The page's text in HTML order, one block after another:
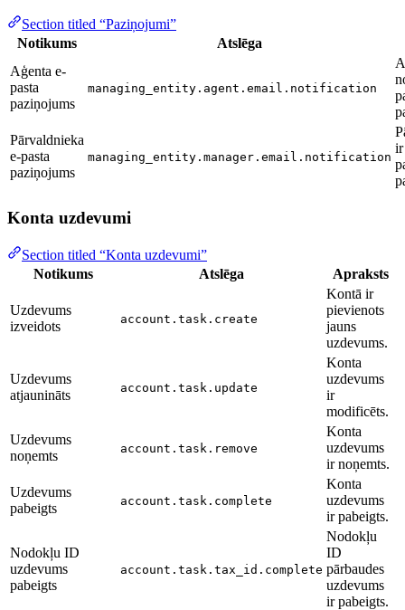
Section titled “Paziņojumi”
Notikums
Atslēga
Aģenta e-
pasta
paziņojums
managing_entity.agent.email.notification
Pārvaldnieka
e-pasta
paziņojums
managing_entity.manager.email.notification
ir
Konta uzdevumi
Section titled “Konta uzdevumi”
Notikums
Atslēga Apraksts
Uzdevums
izveidots
account.task.create
Kontā ir
pievienots
jauns
uzdevums.
Uzdevums
atjaunināts
account.task.update
Konta
uzdevums
ir
modificēts.
Uzdevums
noņemts
account.task.remove
Konta
uzdevums
ir noņemts.
Uzdevums
pabeigts
account.task.complete
Konta
uzdevums
ir pabeigts.
Nodokļu ID
uzdevums
pabeigts
account.task.tax_id.complete
Nodokļu
ID
pārbaudes
uzdevums
ir pabeigts.